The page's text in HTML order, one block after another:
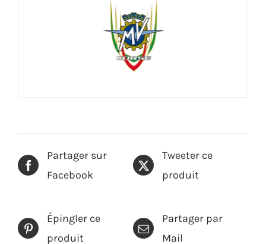
Partager sur
Facebook
Tweeter ce
produit
Épingler ce
produit
Partager par
Mail